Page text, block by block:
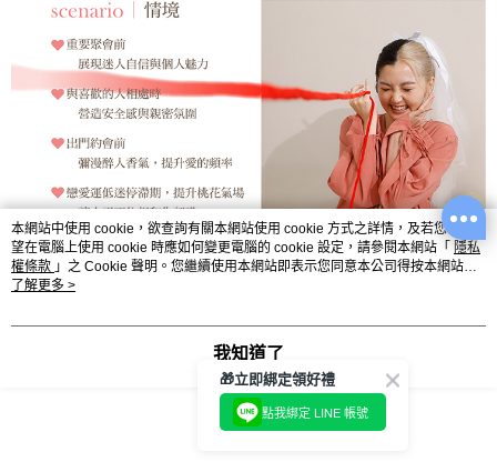
本網站中使用 cookie，欲查詢有關本網站使用 cookie 方式之詳情，及若您不希
望在電腦上使用 cookie 時應如何變更電腦的 cookie 設定，請參閱本網站「 隱私
權條款 」之 Cookie 聲明。您繼續使用本網站即表示您同意本公司得按本網站使
用條款之 Cookie 聲明使用 cookie。
了解更多 >
我知道了
🎁立即綁定領好禮
點我綁定 LINE 帳號